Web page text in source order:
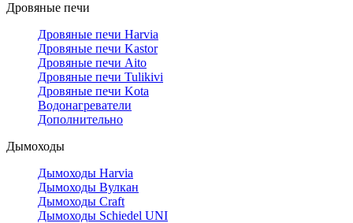
Дровяные печи
Дровяные печи Harvia
Дровяные печи Kastor
Дровяные печи Aito
Дровяные печи Tulikivi
Дровяные печи Kota
Водонагреватели
Дополнительно
Дымоходы
Дымоходы Harvia
Дымоходы Вулкан
Дымоходы Craft
Дымоходы Schiedel UNI